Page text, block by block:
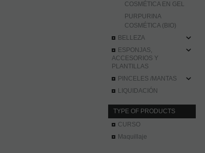
COSMÉTICA EN GEL
PURPURINA
COSMÉTICA (BIO)
BELLEZA
ESPONJAS,
ACCESORIOS Y
PLANTILLAS
PINCELES /MANTAS
LIQUIDACIÓN
TYPE OF PRODUCTS
CURSO
Maquillaje